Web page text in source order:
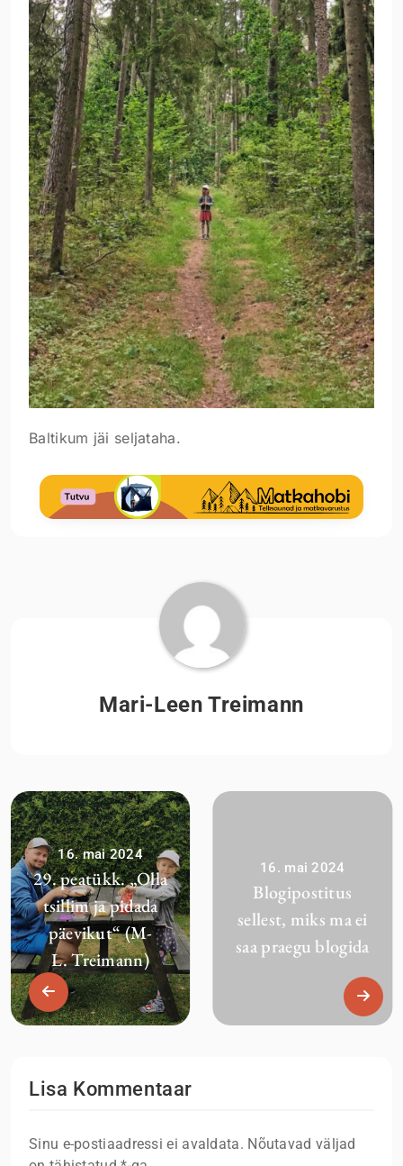
Baltikum jäi seljataha.
Mari-Leen Treimann
16. mai 2024
29. peatükk. „Olla
tsillim ja pidada
päevikut“ (M-
L. Treimann)
16. mai 2024
Blogipostitus
sellest, miks ma ei
saa praegu blogida
Lisa Kommentaar
Sinu e-postiaadressi ei avaldata. Nõutavad väljad